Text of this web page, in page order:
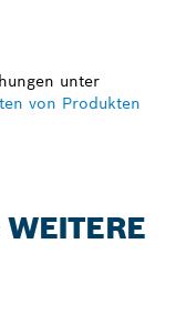
unter
von Produkten